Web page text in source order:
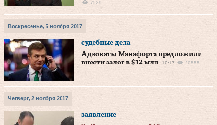
7529
Воскресенье, 5 ноября 2017
судебные дела
Адвокаты Манафорта предложили
внести залог в $12 млн
10:17 20555
Четверг, 2 ноября 2017
заявление